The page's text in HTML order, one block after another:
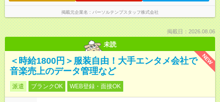
掲載元企業名 パーソルテンプスタッフ株式会社
掲載日：2026.08.06
未読
NEW
＜時給1800円＞服装自由！大手エンタメ会社で
音楽売上のデータ管理など
派遣 ブランクOK WEB登録・面接OK